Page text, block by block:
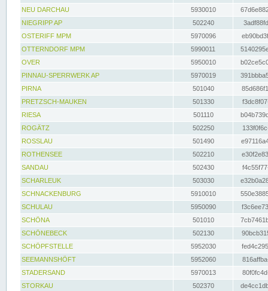
NEU DARCHAU
5930010
NIEGRIPP AP
502240
OSTERIFF MPM
5970096
OTTERNDORF MPM
5990011
OVER
5950010
PINNAU-SPERRWERK AP
5970019
PIRNA
501040
PRETZSCH-MAUKEN
501330
RIESA
501110
ROGÄTZ
502250
ROSSLAU
501490
ROTHENSEE
502210
SANDAU
502430
SCHARLEUK
503030
SCHNACKENBURG
5910010
SCHULAU
5950090
SCHÖNA
501010
SCHÖNEBECK
502130
SCHÖPFSTELLE
5952030
SEEMANNSHÖFT
5952060
STADERSAND
5970013
STORKAU
502370